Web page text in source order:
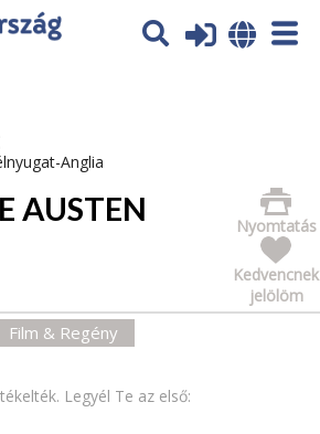
használ. További tájékoztatás itt:
Anglia
AUSTEN
Nyomtatás
Kedvencnek
jelölöm
Film & Regény
Legyél Te az első: